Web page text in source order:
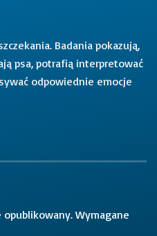
Badania pokazują,
psa, potrafią interpretować
odpowiednie emocje
Wymagane